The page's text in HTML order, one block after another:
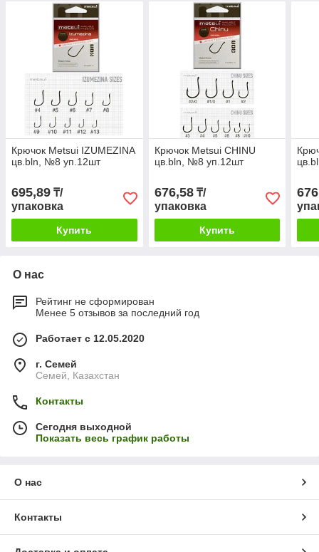
Крючок Metsui IZUMEZINA
цв.bln, №8 уп.12шт
695,89 ₸/
упаковка
Купить
Крючок Metsui CHINU
цв.bln, №8 уп.12шт
676,58₸/
упаковка
Купить
О нас
Рейтинг не сформирован
Менее 5 отзывов за последний год
Работает с 12.05.2020
г. Семей
Семей, Казахстан
Контакты
Сегодня выходной
Показать весь график работы
О нас
Контакты